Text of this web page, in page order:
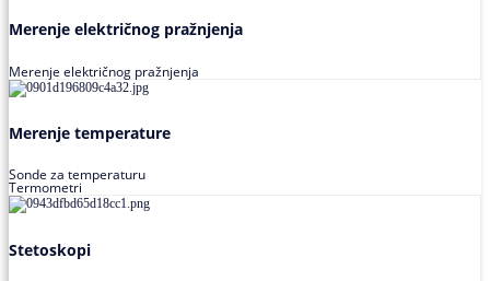
Merenje električnog pražnjenja
Merenje električnog pražnjenja
Merenje temperature
Sonde za temperaturu
Termometri
Stetoskopi